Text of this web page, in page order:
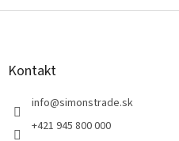
Z
Kontakt
info@simonstrade.sk
+421 945 800 000